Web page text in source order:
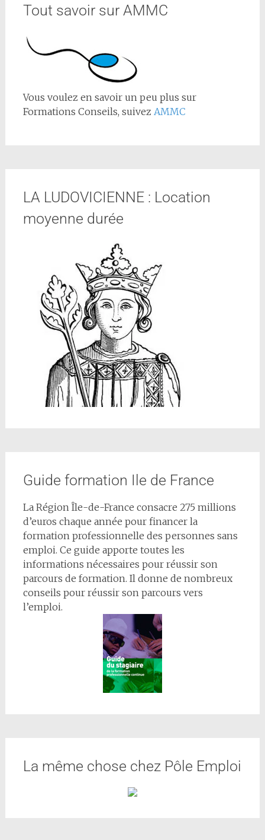
Tout savoir sur AMMC
Vous voulez en savoir un peu plus sur
Formations Conseils, suivez AMMC
LA LUDOVICIENNE : Location
moyenne durée
Guide formation Ile de France
La Région Île-de-France consacre 275 millions
d’euros chaque année pour financer la
formation professionnelle des personnes sans
emploi. Ce guide apporte toutes les
informations nécessaires pour réussir son
parcours de formation. Il donne de nombreux
conseils pour réussir son parcours vers
l’emploi.
La même chose chez Pôle Emploi